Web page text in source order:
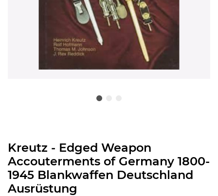
Kreutz - Edged Weapon
Accouterments of Germany 1800-
1945 Blankwaffen Deutschland
Ausrüstung